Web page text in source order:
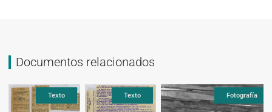
Documentos relacionados
Texto Fotografía